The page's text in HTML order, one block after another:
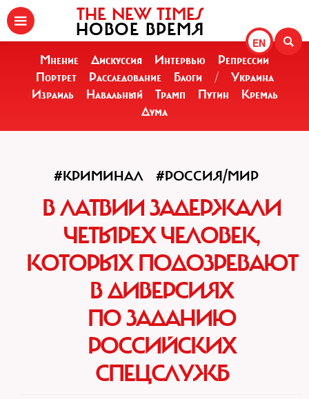
EN
THE NEW TIMES
НОВОЕ ВРЕМЯ
Мнение Дискуссия Интервью
Репрессии
Портрет
Расследование Блоги /
Украина
Израиль
Навальный Трамп Путин
Кремль
Дума
#КРИМИНАЛ #РОССИЯ/МИР
В ЛАТВИИ ЗАДЕРЖАЛИ
ЧЕТЫРЕХ ЧЕЛОВЕК,
КОТОРЫХ ПОДОЗРЕВАЮТ
В ДИВЕРСИЯХ
ПО ЗАДАНИЮ
РОССИЙСКИХ
СПЕЦСЛУЖБ